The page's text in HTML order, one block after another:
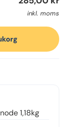
inkl. moms
1,18kg